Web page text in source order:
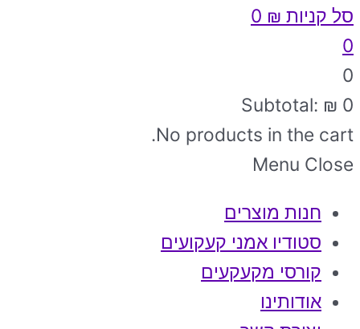
סל קניות ₪
0
0
Subtotal: ₪ 0
No products in the cart.
Menu Close
חנות מוצרים
סטודיו אמני קעקועים
קורסי מקעקעים
אודותינו